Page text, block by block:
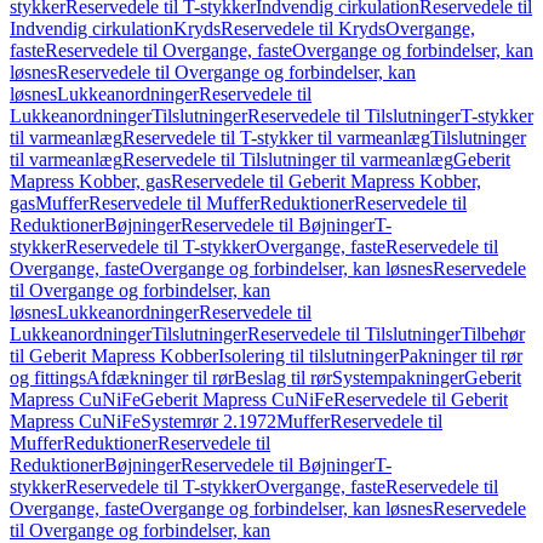
stykkerReservedele til T-stykkerIndvendig cirkulationReservedele til
Indvendig cirkulationKrydsReservedele til KrydsOvergange,
fasteReservedele til Overgange, fasteOvergange og forbindelser, kan
løsnesReservedele til Overgange og forbindelser, kan
løsnesLukkeanordningerReservedele til
LukkeanordningerTilslutningerReservedele til TilslutningerT-stykker
til varmeanlægReservedele til T-stykker til varmeanlægTilslutninger
til varmeanlægReservedele til Tilslutninger til varmeanlægGeberit
Mapress Kobber, gasReservedele til Geberit Mapress Kobber,
gasMufferReservedele til MufferReduktionerReservedele til
ReduktionerBøjningerReservedele til BøjningerT-
stykkerReservedele til T-stykkerOvergange, fasteReservedele til
Overgange, fasteOvergange og forbindelser, kan løsnesReservedele
til Overgange og forbindelser, kan
løsnesLukkeanordningerReservedele til
LukkeanordningerTilslutningerReservedele til TilslutningerTilbehør
til Geberit Mapress KobberIsolering til tilslutningerPakninger til rør
og fittingsAfdækninger til rørBeslag til rørSystempakningerGeberit
Mapress CuNiFeGeberit Mapress CuNiFeReservedele til Geberit
Mapress CuNiFeSystemrør 2.1972MufferReservedele til
MufferReduktionerReservedele til
ReduktionerBøjningerReservedele til BøjningerT-
stykkerReservedele til T-stykkerOvergange, fasteReservedele til
Overgange, fasteOvergange og forbindelser, kan løsnesReservedele
til Overgange og forbindelser, kan